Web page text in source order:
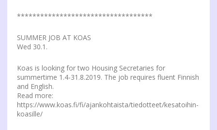
***********************************
SUMMER JOB AT KOAS
Wed 30.1.
Koas is looking for two Housing Secretaries for
summertime 1.4-31.8.2019. The job requires fluent Finnish
and English.
Read more:
https://www.koas.fi/fi/ajankohtaista/tiedotteet/kesatoihin-
koasille/